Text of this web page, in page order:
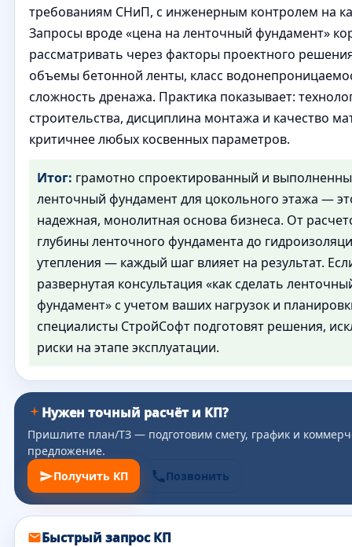
требованиям СНиП, с инженерным контролем на
Запросы вроде «цена на ленточный фундамент»
рассматривать через факторы проектного
объемы бетонной ленты, класс
сложность дренажа. Практика показывает:
строительства, дисциплина монтажа и качество
критичнее любых косвенных параметров.
Итог: грамотно спроектированный и
ленточный фундамент для цокольного этажа —
надежная, монолитная основа бизнеса. От
глубины ленточного фундамента до
утепления — каждый шаг влияет на результат.
развернутая консультация «как сделать
фундамент» с учетом ваших нагрузок и
специалисты СтройСофт подготовят решения,
риски на этапе эксплуатации.
Нужен точный расчёт и КП?
Пришлите план/ТЗ — подготовим смету, график и
предложение.
Получить КП
Позвонить
Быстрый запрос КП